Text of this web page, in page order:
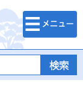
検索・メニュ
ー